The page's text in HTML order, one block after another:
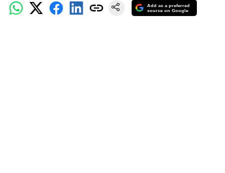
Add as a preferred
source on Google